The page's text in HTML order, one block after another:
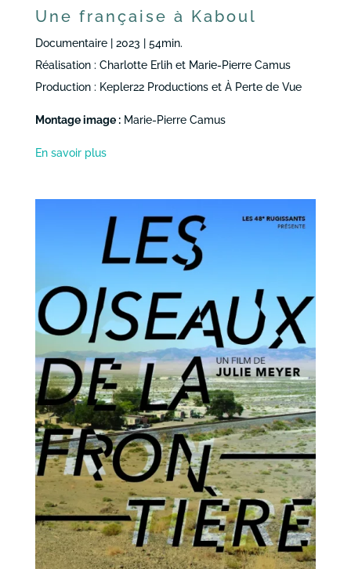
Une française à Kaboul
Documentaire | 2023 | 54min.
Réalisation : Charlotte Erlih et Marie-Pierre Camus
Production : Kepler22 Productions et À Perte de Vue
Montage image :Marie-Pierre Camus
En savoir plus